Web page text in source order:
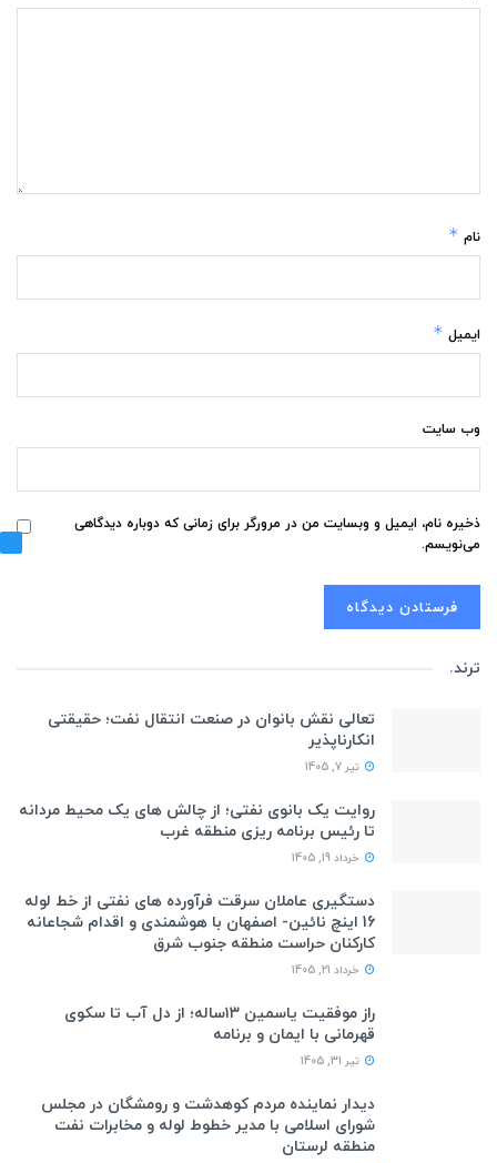
نام *
ایمیل *
وب‌ سایت
ذخیره نام، ایمیل و وبسایت من در مرورگر برای زمانی که دوباره دیدگاهی
می‌نویسم.
ترند.
تعالی نقش بانوان در صنعت انتقال نفت؛ حقیقتی
انکارناپذیر
تیر 7, 1405
روایت یک بانوی نفتی؛ از چالش های یک محیط مردانه
تا رئیس برنامه ریزی منطقه غرب
خرداد 19, 1405
دستگیری عاملان سرقت فرآورده های نفتی از خط لوله
16 اینچ نائین- اصفهان با هوشمندی و اقدام شجاعانه
کارکنان حراست منطقه جنوب شرق
خرداد 21, 1405
راز موفقیت یاسمین ۱۳ساله؛ از دل آب تا سکوی
قهرمانی با ایمان و برنامه
تیر 31, 1405
دیدار نماینده مردم کوهدشت و رومشگان در مجلس
شورای اسلامی با مدیر خطوط لوله و مخابرات نفت
منطقه لرستان